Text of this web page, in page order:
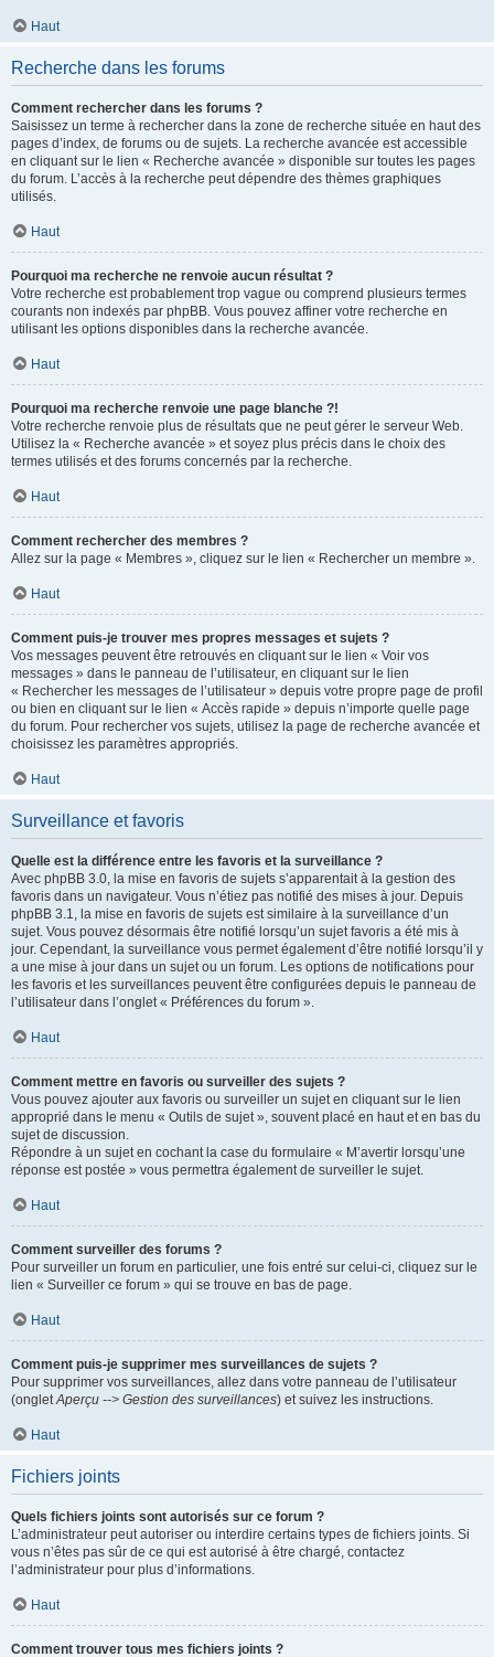
Haut
Recherche dans les forums
Comment rechercher dans les forums ?
Saisissez un terme à rechercher dans la zone de recherche située en haut des
pages d’index, de forums ou de sujets. La recherche avancée est accessible
en cliquant sur le lien « Recherche avancée » disponible sur toutes les pages
du forum. L’accès à la recherche peut dépendre des thèmes graphiques
utilisés.
Haut
Pourquoi ma recherche ne renvoie aucun résultat ?
Votre recherche est probablement trop vague ou comprend plusieurs termes
courants non indexés par phpBB. Vous pouvez affiner votre recherche en
utilisant les options disponibles dans la recherche avancée.
Haut
Pourquoi ma recherche renvoie une page blanche ?!
Votre recherche renvoie plus de résultats que ne peut gérer le serveur Web.
Utilisez la « Recherche avancée » et soyez plus précis dans le choix des
termes utilisés et des forums concernés par la recherche.
Haut
Comment rechercher des membres ?
Allez sur la page « Membres », cliquez sur le lien « Rechercher un membre ».
Haut
Comment puis-je trouver mes propres messages et sujets ?
Vos messages peuvent être retrouvés en cliquant sur le lien « Voir vos
messages » dans le panneau de l’utilisateur, en cliquant sur le lien
« Rechercher les messages de l’utilisateur » depuis votre propre page de profil
ou bien en cliquant sur le lien « Accès rapide » depuis n’importe quelle page
du forum. Pour rechercher vos sujets, utilisez la page de recherche avancée et
choisissez les paramètres appropriés.
Haut
Surveillance et favoris
Quelle est la différence entre les favoris et la surveillance ?
Avec phpBB 3.0, la mise en favoris de sujets s’apparentait à la gestion des
favoris dans un navigateur. Vous n’étiez pas notifié des mises à jour. Depuis
phpBB 3.1, la mise en favoris de sujets est similaire à la surveillance d’un
sujet. Vous pouvez désormais être notifié lorsqu’un sujet favoris a été mis à
jour. Cependant, la surveillance vous permet également d’être notifié lorsqu’il y
a une mise à jour dans un sujet ou un forum. Les options de notifications pour
les favoris et les surveillances peuvent être configurées depuis le panneau de
l’utilisateur dans l’onglet « Préférences du forum ».
Haut
Comment mettre en favoris ou surveiller des sujets ?
Vous pouvez ajouter aux favoris ou surveiller un sujet en cliquant sur le lien
approprié dans le menu « Outils de sujet », souvent placé en haut et en bas du
sujet de discussion.
Répondre à un sujet en cochant la case du formulaire « M’avertir lorsqu’une
réponse est postée » vous permettra également de surveiller le sujet.
Haut
Comment surveiller des forums ?
Pour surveiller un forum en particulier, une fois entré sur celui-ci, cliquez sur le
lien « Surveiller ce forum » qui se trouve en bas de page.
Haut
Comment puis-je supprimer mes surveillances de sujets ?
Pour supprimer vos surveillances, allez dans votre panneau de l’utilisateur
(ongletAperçu --> Gestion des surveillances) et suivez les instructions.
Haut
Fichiers joints
Quels fichiers joints sont autorisés sur ce forum ?
L’administrateur peut autoriser ou interdire certains types de fichiers joints. Si
vous n’êtes pas sûr de ce qui est autorisé à être chargé, contactez
l’administrateur pour plus d’informations.
Haut
Comment trouver tous mes fichiers joints ?